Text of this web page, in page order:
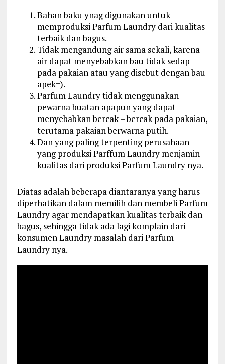
Bahan baku ynag digunakan untuk
memproduksi Parfum Laundry dari kualitas
terbaik dan bagus.
Tidak mengandung air sama sekali, karena
air dapat menyebabkan bau tidak sedap
pada pakaian atau yang disebut dengan bau
apek=).
Parfum Laundry tidak menggunakan
pewarna buatan apapun yang dapat
menyebabkan bercak – bercak pada pakaian,
terutama pakaian berwarna putih.
Dan yang paling terpenting perusahaan
yang produksi Parffum Laundry menjamin
kualitas dari produksi Parfum Laundry nya.
Diatas adalah beberapa diantaranya yang harus
diperhatikan dalam memilih dan membeli Parfum
Laundry agar mendapatkan kualitas terbaik dan
bagus, sehingga tidak ada lagi komplain dari
konsumen Laundry masalah dari Parfum
Laundry nya.